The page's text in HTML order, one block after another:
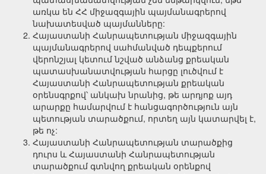
առկա են ՀՀ միջազգային պայմանագրերով
նախատեսված պայմանները:
Հայաստանի Հանրապետության միջազգային
պայմանագրերով սահմանված դեպքերում
վերոնշյալ կետում նշված անձանց քրեական
պատասխանատվության հարցը լուծվում է
Հայաստանի Հանրապետության քրեական
օրենսգրքով՝ անկախ նրանից, թե արդյոք այդ
արարքը համարվում է հանցագործություն այն
պետության տարածքում, որտեղ այն կատարվել է,
թե ոչ:
Հայաստանի Հանրապետության տարածքից
դուրս և Հայաստանի Հանրապետության
տարածքում գտնվող քրեական օրենքով